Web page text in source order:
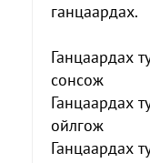
ганцаардах.
Ганцаардах
сонсож
Ганцаардах
ойлгож
Ганцаардах